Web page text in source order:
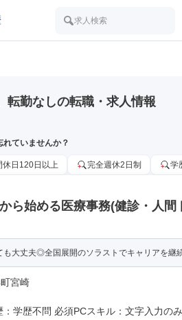
求人検索
転勤なしの転職・求人情報
ていませんか？
休日120日以上 完全週休2日制 学
ら始める医療事務(健診・人間
も大丈夫◎全国展開のソラストでキャリアを継
宮崎
学歴不問 必須PCスキル：文字入力のみ